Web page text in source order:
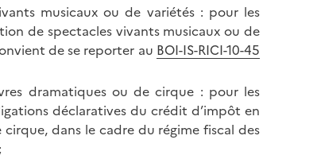
musicaux ou de variétés : pour les
de spectacles vivants musicaux ou de
de se reporter au BOI-IS-RICI-10-45
dramatiques ou de cirque : pour les
déclaratives du crédit d’impôt en
dans le cadre du régime fiscal des
;